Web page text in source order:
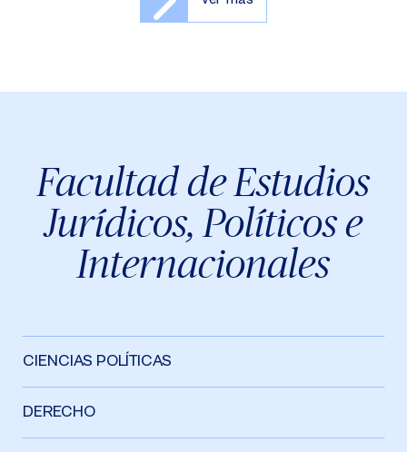
Facultad de Estudios
Jurídicos, Políticos e
Internacionales
CIENCIAS POLÍTICAS
DERECHO